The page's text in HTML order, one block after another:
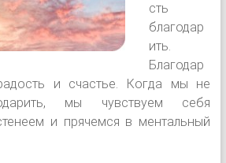
сть
благодар
ить.
Благодар
и счастье. Когда мы не
мы чувствуем себя
и прячемся в ментальный